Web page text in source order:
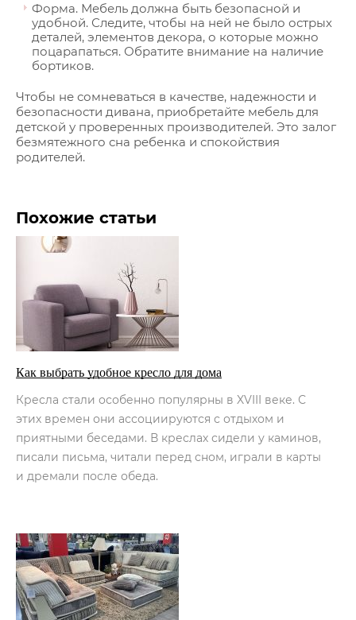
Форма. Мебель должна быть безопасной и
удобной. Следите, чтобы на ней не было острых
деталей, элементов декора, о которые можно
поцарапаться. Обратите внимание на наличие
бортиков.
Чтобы не сомневаться в качестве, надежности и
безопасности дивана, приобретайте мебель для
детской у проверенных производителей. Это залог
безмятежного сна ребенка и спокойствия
родителей.
Похожие статьи
Как выбрать удобное кресло для дома
Кресла стали особенно популярны в XVIII веке. С
этих времен они ассоциируются с отдыхом и
приятными беседами. В креслах сидели у каминов,
писали письма, читали перед сном, играли в карты
и дремали после обеда.